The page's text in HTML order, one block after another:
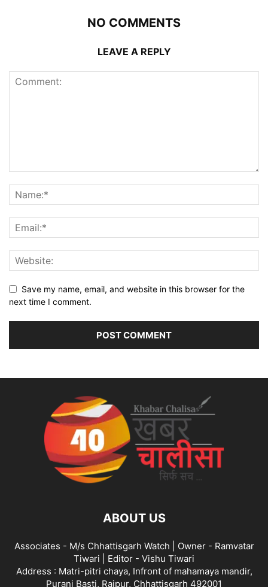
NO COMMENTS
LEAVE A REPLY
Save my name, email, and website in this browser for the
next time I comment.
ABOUT US
Associates - M/s Chhattisgarh Watch | Owner - Ramvatar
Tiwari | Editor - Vishu Tiwari
Address : Matri-pitri chaya, Infront of mahamaya mandir,
Purani Basti, Raipur, Chhattisgarh 492001